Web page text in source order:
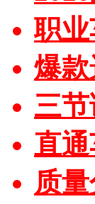
职
爆
三
直
质